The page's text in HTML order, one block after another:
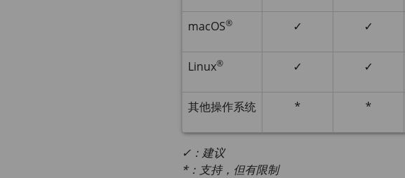
macOS® ✓ ✓
Linux® ✓ ✓
其他操作系统 * *
✓：建议
*：支持，但有限制